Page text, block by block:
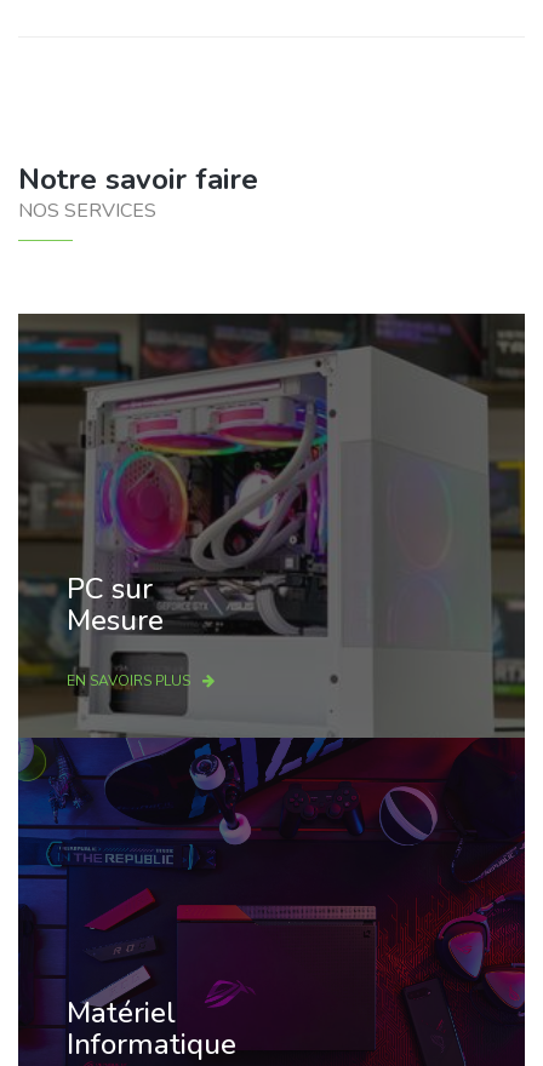
Notre savoir faire
NOS SERVICES
PC sur
Mesure
EN SAVOIRS PLUS
Matériel
Informatique